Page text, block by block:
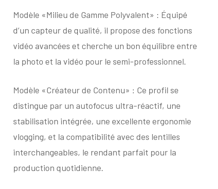
Modèle «Milieu de Gamme Polyvalent» : Équipé
d’un capteur de qualité, il propose des fonctions
vidéo avancées et cherche un bon équilibre entre
la photo et la vidéo pour le semi-professionnel.
Modèle «Créateur de Contenu» : Ce profil se
distingue par un autofocus ultra-réactif, une
stabilisation intégrée, une excellente ergonomie
vlogging, et la compatibilité avec des lentilles
interchangeables, le rendant parfait pour la
production quotidienne.